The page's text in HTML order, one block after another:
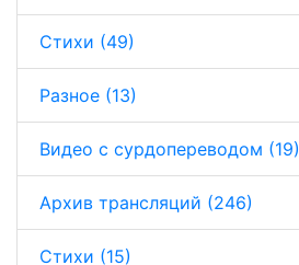
Стихи (49)
Разное (13)
Видео с сурдопереводом (19)
Архив трансляций (246)
Стихи (15)